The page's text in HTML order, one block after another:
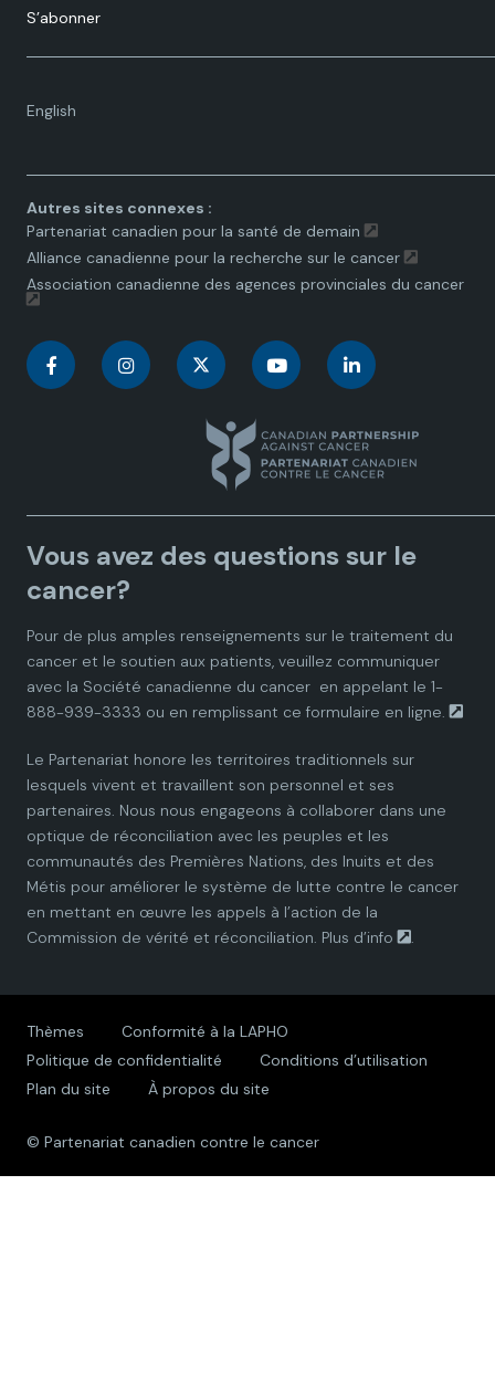
S’abonner
English
Language
Autres sites connexes :
Partenariat canadien pour la santé de demain
Alliance canadienne pour la recherche sur le cancer
Association canadienne des agences provinciales du cancer
C
a
d
a
n
P
a
r
t
e
h
C
a
d
a
n
P
a
r
t
e
h
n
a
d
a
n
P
a
r
t
e
h
C
n
a
d
a
n
P
a
r
t
e
h
C
n
a
d
a
n
P
a
r
t
h
Vous avez des questions sur le
cancer?
Pour de plus amples renseignements sur le traitement du
cancer et le soutien aux patients, veuillez communiquer
avec la Société canadienne du cancer en appelant le 1-
888-939-3333 ou en remplissant ce formulaire en ligne.
Le Partenariat honore les territoires traditionnels sur
lesquels vivent et travaillent son personnel et ses
partenaires. Nous nous engageons à collaborer dans une
optique de réconciliation avec les peuples et les
communautés des Premières Nations, des Inuits et des
Métis pour améliorer le système de lutte contre le cancer
en mettant en œuvre les appels à l’action de la
Commission de vérité et réconciliation. Plus d’info .
Thèmes
Conformité à la LAPHO
Politique de confidentialité
Conditions d’utilisation
Plan du site
À propos du site
© Partenariat canadien contre le cancer